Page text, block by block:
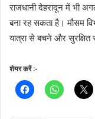
राजधानी देहरादून में भी
बना रह सकता है। मौसम
यात्रा से बचने और सुरक्षित
शेयर करें :-